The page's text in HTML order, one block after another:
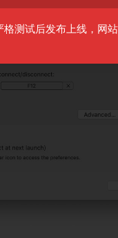
测试后发布上线，网